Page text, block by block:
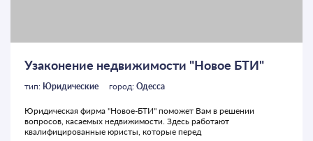
Узаконение недвижимости "Новое БТИ"
тип: Юридические город: Одесса
Юридическая фирма "Новое-БТИ" поможет Вам в решении
вопросов, касаемых недвижимости. Здесь работают
квалифицированные юристы, которые перед